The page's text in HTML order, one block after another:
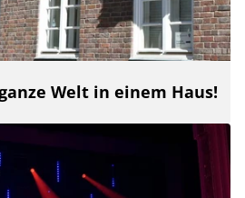
Welt in einem Haus!